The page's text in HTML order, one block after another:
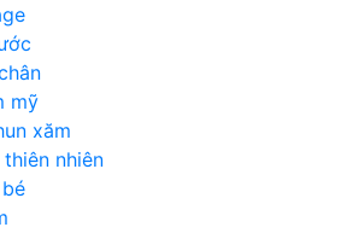
mỹ
xăm
nhiên